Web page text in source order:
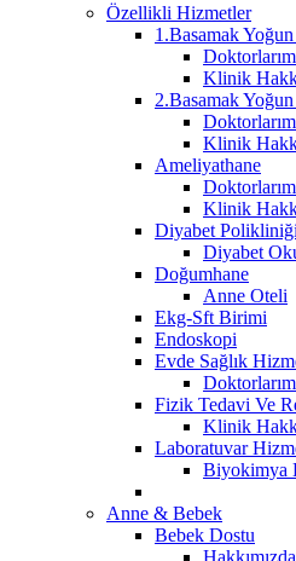
Özellikli Hizmetler
1.Basamak
Klinik
2.Basamak
Klinik
Ameliyathane
Klinik
Diyabet Polikliniği
Diyabet
Doğumhane
Anne Oteli
Ekg-Sft Birimi
Endoskopi
Evde Sağlık
Fizik Tedavi Ve
Klinik
Laboratuvar
Biyokimya
Anne & Bebek
Bebek Dostu
Hakkımızda